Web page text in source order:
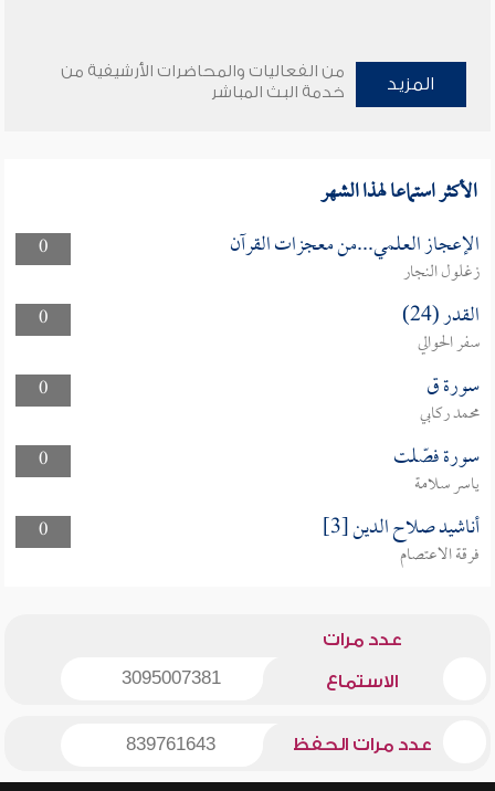
المزيد
من الفعاليات والمحاضرات الأرشيفية من
خدمة البث المباشر
الأكثر استماعا لهذا الشهر
0 الإعجاز العلمي...من معجزات القرآن
زغلول النجار
0
القدر (24)
سفر الحوالي
0
سورة ق
محمد ركابي
0
سورة فصّلت
ياسر سلامة
0
أناشيد صلاح الدين [3]
فرقة الاعتصام
عدد مرات
الاستماع 3095007381
عدد مرات الحفظ 839761643